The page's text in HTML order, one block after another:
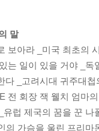
말
보아라 _미국 최초의
는 일이 있을 거야 _
다 _고려시대 귀주대
전 회장 잭 웰치 엄마
럽 제국의 꿈을 꾼 나
의 가슴을 울린 프리마